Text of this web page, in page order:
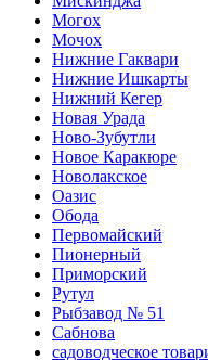
Могох
Мочох
Нижние Гаквари
Нижние Ишкарты
Нижний Кегер
Новая Урада
Ново-Зубутли
Новое Каракюре
Новолакское
Оазис
Обода
Первомайский
Пионерный
Приморский
Рутул
Рыбзавод № 51
Сабнова
садоводческое